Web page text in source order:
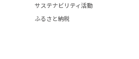
サステナビリティ活動
ふるさと納税